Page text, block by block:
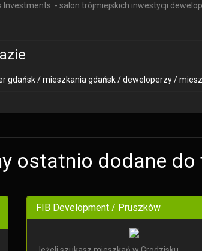
Investments - salon trójmiejskich inwestycji
gdańsk /mieszkania gdańsk /deweloperzy /
ostatnio dodane
FIB Development / Pruszków